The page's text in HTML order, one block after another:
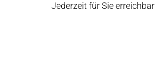
Jederzeit für Sie erreichbar